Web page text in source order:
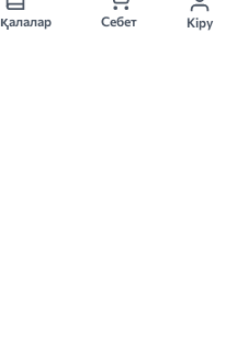
Себет Кіру